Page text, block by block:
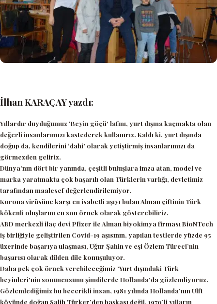
İlhan KARAÇAY yazdı:
Yıllardır duyduğumuz ‘Beyin göçü’ lafını, yurt dışına kaçmakta olan
değerli insanlarımızı kastederek kullanırız. Kaldı ki, yurt dışında
doğup da, kendilerini ‘dahi’ olarak yetiştirmiş insanlarımızı da
görmezden geliriz.
Dünya’nın dört bir yanında, çeşitli buluşlara imza atan, model ve
marka yaratmakta çok başarılı olan Türklerin varlığı, devletimiz
tarafından maalesef değerlendirilemiyor.
Korona virüsüne karşı en isabetli aşıyı bulan Alman çiftinin Türk
kökenli oluşlarını en son örnek olarak gösterebiliriz.
ABD merkezli ilaç devi Pfizer ile Alman biyokimya firması BioNTech
iş birliğiyle geliştirilen Covid-19 aşısının, yapılan testlerde yüzde 95
üzerinde başarıya ulaşması, Uğur Şahin ve eşi Özlem Türeci’nin
başarısı olarak dilden dile konuşuluyor.
Daha pek çok örnek verebileceğimiz ‘Yurt dışındaki Türk
beyinleri’nin sonuncusunu şimdilerde Hollanda’da gözlemliyoruz.
Gözlemlediğimiz bu becerikli insan, 1981 yılında Hollanda’nın Ulft
köyünde doğan Salih Türker’den başkası değil. 1970’li yılların